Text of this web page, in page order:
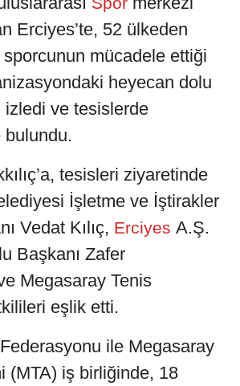
Erciyes’te, 52 ülkeden
sporcunun mücadele ettiği
heyecan dolu
izledi ve tesislerde
bulundu.
tesisleri ziyaretinde
İşletme ve İştirakler
Vedat Kılıç, Erciyes A.Ş.
Başkanı Zafer
Megasaray Tenis
eşlik etti.
ile Megasaray
(MTA) iş birliğinde, 18